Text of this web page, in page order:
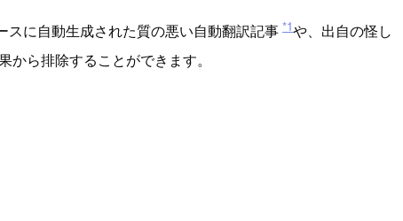
に自動生成された質の悪い自動翻訳記事 *1や、出自の怪し
ら排除することができます。